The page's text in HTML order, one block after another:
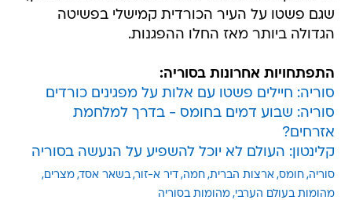
שגם פשטו על העיר הכורדית קמישלי בפשיטה
הגדולה ביותר מאז החלו ההפגנות.
התפתחויות אחרונות בסוריה:
סוריה: חיילים פשטו עם אלות על מפגינים כורדים
סוריה: שבוע דמים בחומס - בדרך למלחמת
אזרחים?
קלינטון: העולם לא יוכל להשפיע על הנעשה בסוריה
סוריה חומס ארצות הברית חמה דיר א-זור בשאר אסד מצרים
מהומות בעולם הערבי מהומות בסוריה